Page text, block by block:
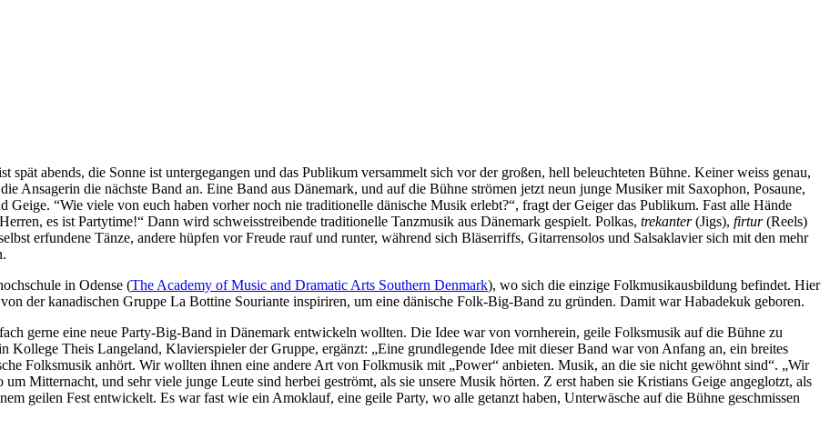
abends, die Sonne ist untergegangen und das Publikum versammelt sich vor der großen, hell beleuchteten Bühne. Keiner weiss genau,
Ansagerin die nächste Band an. Eine Band aus Dänemark, und auf die Bühne strömen jetzt neun junge Musiker mit Saxophon, Posaune,
“Wie viele von euch haben vorher noch nie traditionelle dänische Musik erlebt?“, fragt der Geiger das Publikum. Fast alle Hände
es ist Partytime!“ Dann wird schweisstreibende traditionelle Tanzmusik aus Dänemark gespielt. Polkas, trekanter(Jigs), firtur(Reels)
erfundene Tänze, andere hüpfen vor Freude rauf und runter, während sich Bläserriffs, Gitarrensolos und Salsaklavier sich mit den mehr
in Odense (The Academy of Music and Dramatic Arts Southern Denmark), wo sich die einzige Folkmusikausbildung befindet. Hier
der kanadischen Gruppe La Bottine Souriante inspiriren, um eine dänische Folk-Big-Band zu gründen. Damit war Habadekuk geboren.
gerne eine neue Party-Big-Band in Dänemark entwickeln wollten. Die Idee war von vornherein, geile Folksmusik auf die Bühne zu
Theis Langeland, Klavierspieler der Gruppe, ergänzt: „Eine grundlegende Idee mit dieser Band war von Anfang an, ein breites
Folksmusik anhört. Wir wollten ihnen eine andere Art von Folkmusik mit „Power“ anbieten. Musik, an die sie nicht gewöhnt sind“. „Wir
Mitternacht, und sehr viele junge Leute sind herbei geströmt, als sie unsere Musik hörten. Z erst haben sie Kristians Geige angeglotzt, als
geilen Fest entwickelt. Es war fast wie ein Amoklauf, eine geile Party, wo alle getanzt haben, Unterwäsche auf die Bühne geschmissen